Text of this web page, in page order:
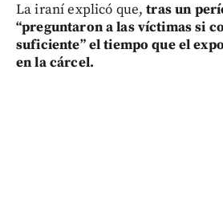
La iraní explicó que, tras un
“preguntaron a las víctimas si
suficiente” el tiempo que el
en la cárcel.